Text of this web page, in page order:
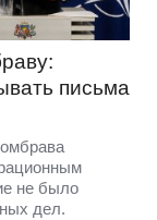
письма
не было
дел.